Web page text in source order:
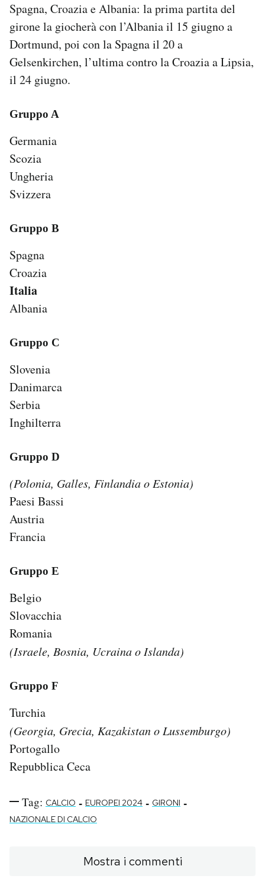
Spagna, Croazia e Albania: la prima partita del
girone la giocherà con l’Albania il 15 giugno a
Dortmund, poi con la Spagna il 20 a
Gelsenkirchen, l’ultima contro la Croazia a Lipsia,
il 24 giugno.
Gruppo A
Germania
Scozia
Ungheria
Svizzera
Gruppo B
Spagna
Croazia
Italia
Albania
Gruppo C
Slovenia
Danimarca
Serbia
Inghilterra
Gruppo D
(Polonia, Galles, Finlandia o Estonia)
Paesi Bassi
Austria
Francia
Gruppo E
Belgio
Slovacchia
Romania
(Israele, Bosnia, Ucraina o Islanda)
Gruppo F
Turchia
(Georgia, Grecia, Kazakistan o Lussemburgo)
Portogallo
Repubblica Ceca
Tag: CALCIO - EUROPEI 2024 - GIRONI -
NAZIONALE DI CALCIO
Mostra i commenti